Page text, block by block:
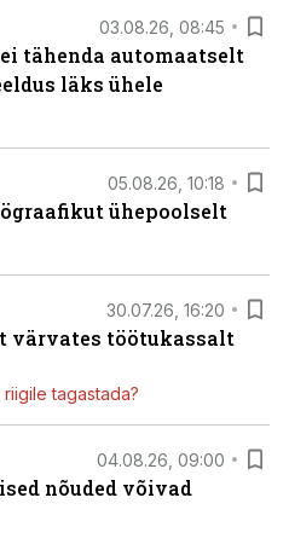
03.08.26, 08:45
tähenda automaatselt
läks ühele
05.08.26, 10:18
ühepoolselt
30.07.26, 16:20
värvates töötukassalt
tagastada?
04.08.26, 09:00
nõuded võivad